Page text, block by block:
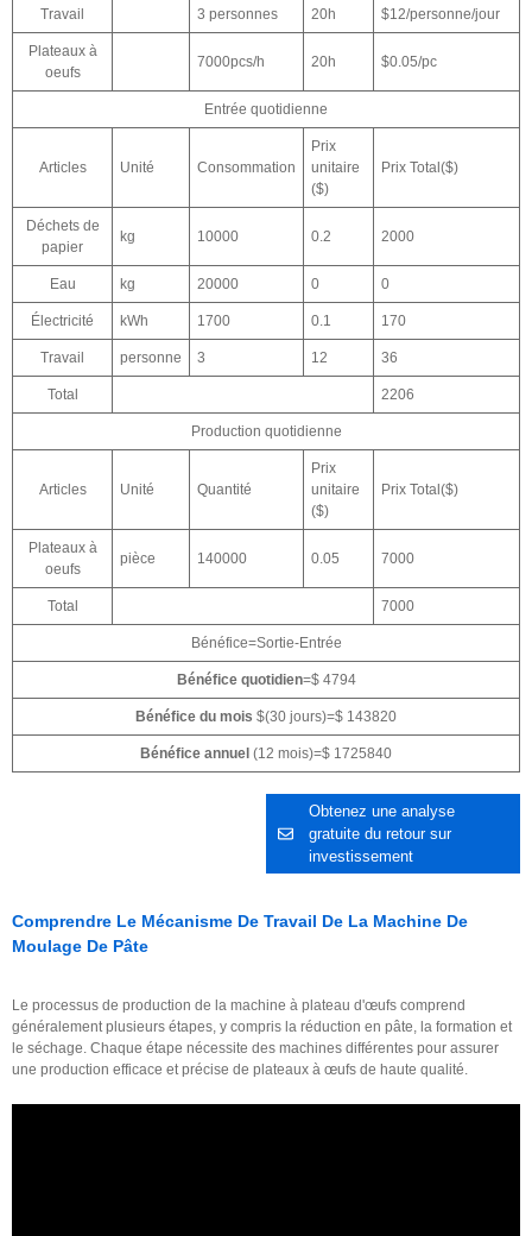
Travail 3 personnes 20h $12/personne/jour
Plateaux à
oeufs
7000pcs/h 20h $0.05/pc
Entrée quotidienne
Articles Unité Consommation
Prix
unitaire
($)
Prix Total($)
Déchets de
papier
kg 10000 0.2 2000
Eau kg 20000 0 0
Électricité kWh 1700 0.1 170
Travail personne 3 12 36
Total 2206
Production quotidienne
Articles Unité Quantité
Prix
unitaire
($)
Prix Total($)
Plateaux à
oeufs
pièce 140000 0.05 7000
Total 7000
Bénéfice=Sortie-Entrée
Bénéfice quotidien=$ 4794
Bénéfice du mois $(30 jours)=$ 143820
Bénéfice annuel (12 mois)=$ 1725840
Obtenez une analyse
gratuite du retour sur
investissement
Comprendre Le Mécanisme De Travail De La Machine De
Moulage De Pâte
Le processus de production de la machine à plateau d'œufs comprend
généralement plusieurs étapes, y compris la réduction en pâte, la formation et
le séchage. Chaque étape nécessite des machines différentes pour assurer
une production efficace et précise de plateaux à œufs de haute qualité.